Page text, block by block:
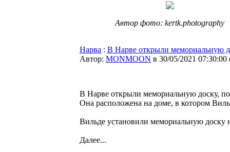
Автор фото: kertk.photography
Нарва : В Нарве открыли мемориальную
Автор: MONMOON в 30/05/2021 07:30:00
В Нарве открыли мемориальную доску,
Она расположена на доме, в котором
Вильде установили мемориальную доску
Далее...